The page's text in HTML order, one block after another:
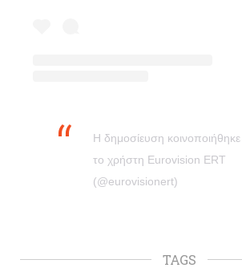
Η δημοσίευση
το χρήστη Eurovision ERT
(@eurovisionert)
TAGS